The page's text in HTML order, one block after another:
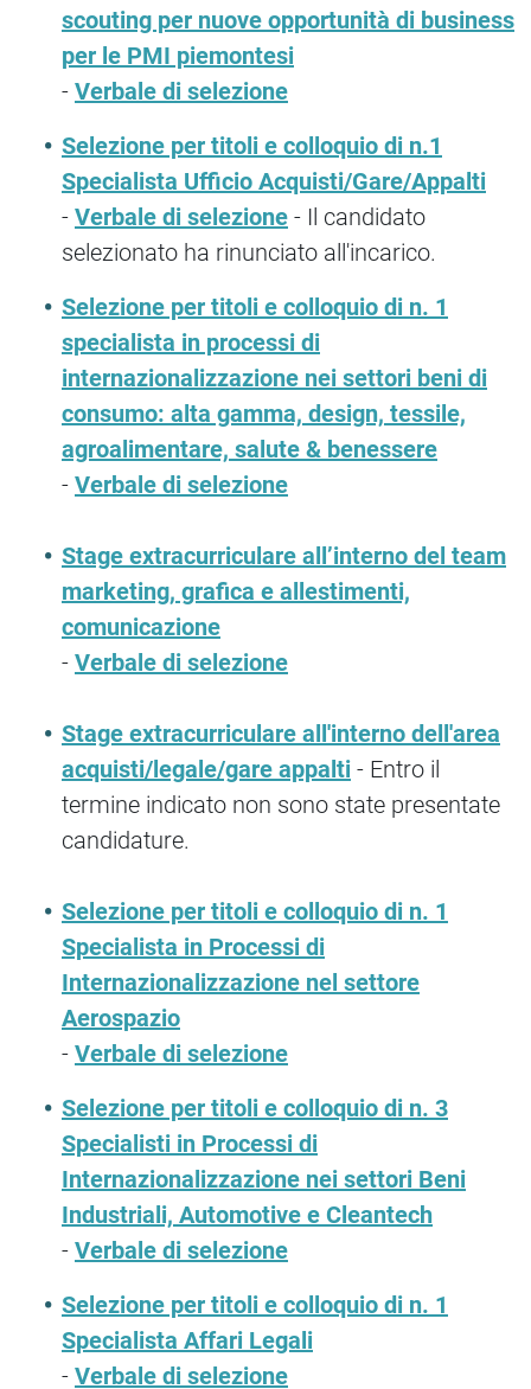
scouting per nuove opportunità di business
per le PMI piemontesi
- Verbale di selezione
Selezione per titoli e colloquio di n.1
Specialista Ufficio Acquisti/Gare/Appalti
- Verbale di selezione - Il candidato
selezionato ha rinunciato all'incarico.
Selezione per titoli e colloquio di n. 1
specialista in processi di
internazionalizzazione nei settori beni di
consumo: alta gamma, design, tessile,
agroalimentare, salute & benessere
- Verbale di selezione
Stage extracurriculare all’interno del team
marketing, grafica e allestimenti,
comunicazione
- Verbale di selezione
Stage extracurriculare all'interno dell'area
acquisti/legale/gare appalti - Entro il
termine indicato non sono state presentate
candidature.
Selezione per titoli e colloquio di n. 1
Specialista in Processi di
Internazionalizzazione nel settore
Aerospazio
- Verbale di selezione
Selezione per titoli e colloquio di n. 3
Specialisti in Processi di
Internazionalizzazione nei settori Beni
Industriali, Automotive e Cleantech
- Verbale di selezione
Selezione per titoli e colloquio di n. 1
Specialista Affari Legali
- Verbale di selezione